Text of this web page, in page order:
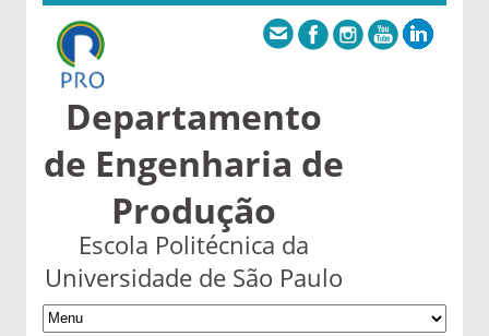
Departamento
de Engenharia de
Produção
Escola Politécnica da
Universidade de São Paulo